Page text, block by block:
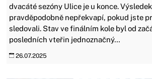
dvacáté sezóny Ulice je u konce.
pravděpodobně nepřekvapí, pokud jste
sledovali. Stav ve finálním kole byl od
posledních vteřin jednoznačný…
26.07.2025